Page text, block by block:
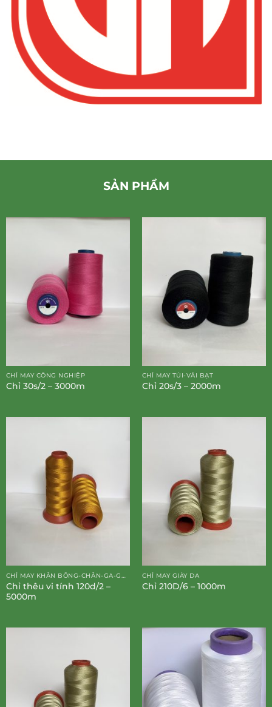
SẢN PHẨM
CHỈ MAY CÔNG NGHIỆP
Chỉ 30s/2 – 3000m
CHỈ MAY TÚI-VẢI BẠT
Chỉ 20s/3 – 2000m
CHỈ MAY KHĂN BÔNG-CHĂN-GA-GỐI-ĐỆM
Chỉ thêu vi tính 120d/2 –
5000m
CHỈ MAY GIÀY DA
Chỉ 210D/6 – 1000m